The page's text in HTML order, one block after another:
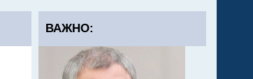
ВАЖНО: